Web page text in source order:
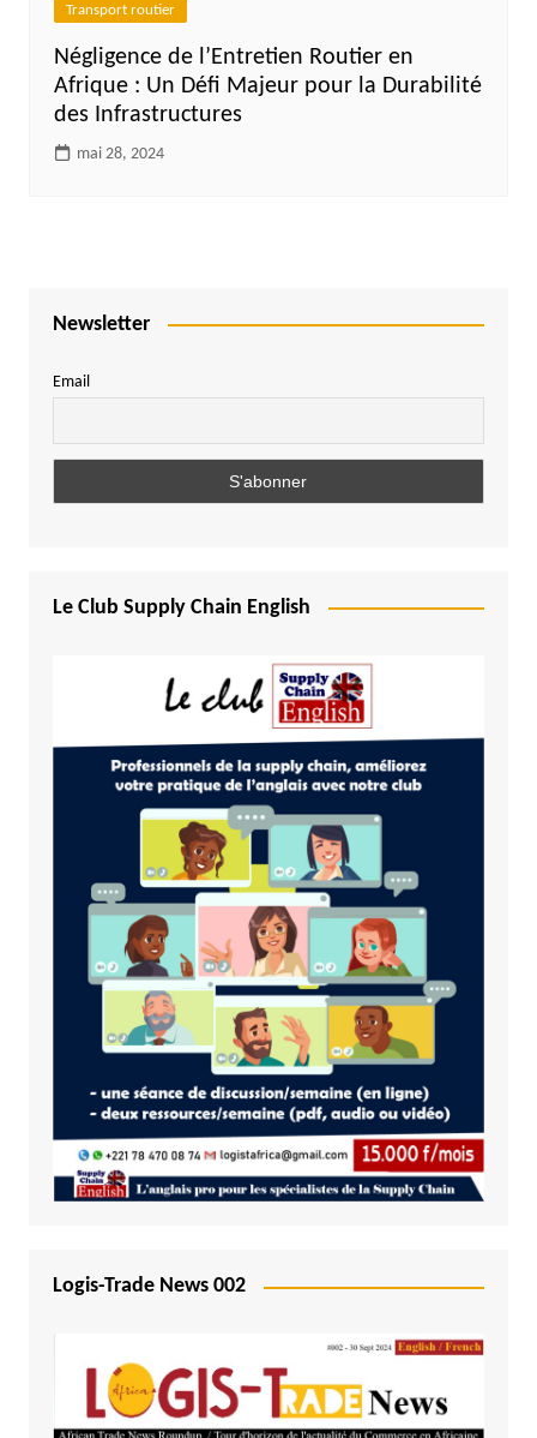
Transport routier
Négligence de l’Entretien Routier en
Afrique : Un Défi Majeur pour la Durabilité
des Infrastructures
mai 28, 2024
Newsletter
Email
Le Club Supply Chain English
Logis-Trade News 002